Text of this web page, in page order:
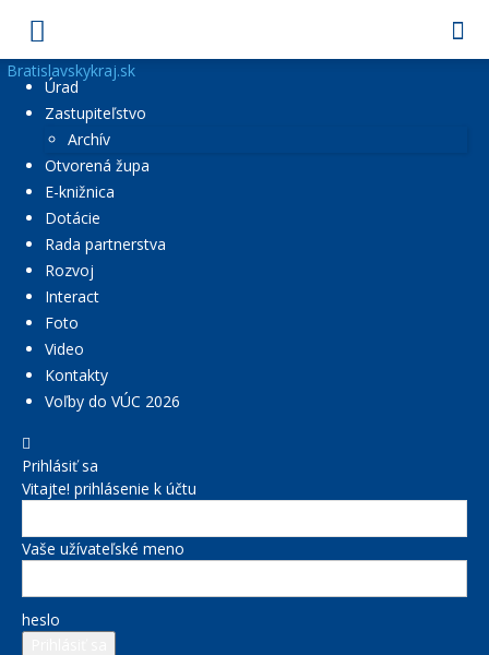
Bratislavskykraj.sk
Úrad
Zastupiteľstvo
Archív
Otvorená župa
E-knižnica
Dotácie
Rada partnerstva
Rozvoj
Interact
Foto
Video
Kontakty
Voľby do VÚC 2026
Prihlásiť sa
Vitajte! prihlásenie k účtu
Vaše užívateľské meno
heslo